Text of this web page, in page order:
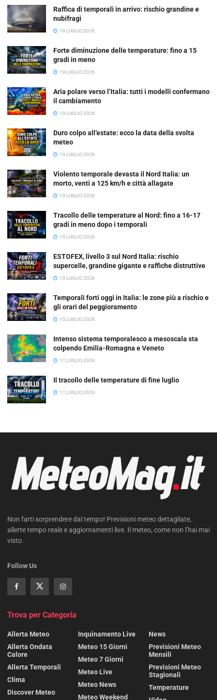
Raffica di temporali in arrivo: rischio grandine e
nubifragi
19 LUGLIO 2026
Forte diminuzione delle temperature: fino a 15
gradi in meno
19 LUGLIO 2026
Aria polare verso l’Italia: tutti i modelli confermano
il cambiamento
19 LUGLIO 2026
Duro colpo all’estate: ecco la data della svolta
meteo
19 LUGLIO 2026
Violento temporale devasta il Nord Italia: un
morto, venti a 125 km/h e città allagate
15 LUGLIO 2026
Tracollo delle temperature al Nord: fino a 16-17
gradi in meno dopo i temporali
15 LUGLIO 2026
ESTOFEX, livello 3 sul Nord Italia: rischio
supercelle, grandine gigante e raffiche distruttive
15 LUGLIO 2026
Temporali forti oggi in Italia: le zone più a rischio e
gli orari del peggioramento
15 LUGLIO 2026
Intenso sistema temporalesco a mesoscala sta
colpendo Emilia-Romagna e Veneto
11 LUGLIO 2026
Il tracollo delle temperature di fine luglio
11 LUGLIO 2026
Non farti sorprendere dal tempo! Previsioni meteo dettagliate,
allerte tempo reale e aggiornamenti live. Il meteo, come non l’hai mai
visto.
Follow Us
Trova per Categoria
Allerta Meteo
Allerta Ondata
Calore
Allerta Temporali
Clima
Discover Meteo
Inquinamento Live
Meteo 15 Giorni
Meteo 7 Giorni
Meteo Live
Meteo News
Meteo Weekend
News
Previsioni Meteo
Mensili
Previsioni Meteo
Stagionali
Temperature